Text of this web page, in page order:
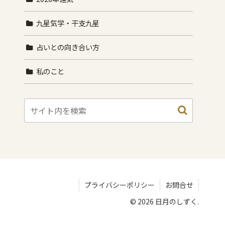
九星気学・干支九星
占いとの向き合い方
私のこと
プライバシーポリシー
お問合せ
© 2026 日月のしずく.